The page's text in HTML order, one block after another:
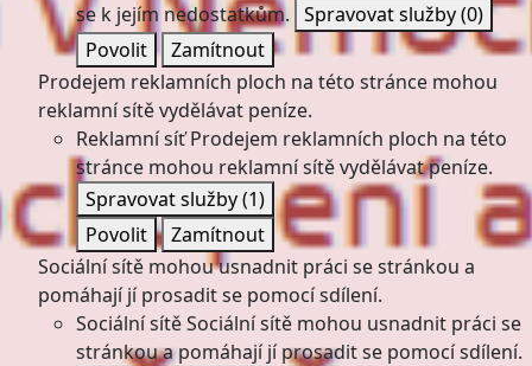
se k jejím nedostatkům. Spravovat služby(0)
Povolit
Zamítnout
Prodejem reklamních ploch na této stránce mohou
reklamní sítě vydělávat peníze.
Reklamní síť Prodejem reklamních ploch na této
stránce mohou reklamní sítě vydělávat peníze.
Spravovat služby(1)
Povolit
Zamítnout
Sociální sítě mohou usnadnit práci se stránkou a
pomáhají jí prosadit se pomocí sdílení.
Sociální sítěSociální sítě mohou usnadnit práci se
stránkou a pomáhají jí prosadit se pomocí sdílení.